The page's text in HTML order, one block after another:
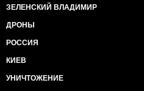
ЗЕЛЕНСКИЙ ВЛАДИМИР
ДРОНЫ
РОССИЯ
КИЕВ
УНИЧТОЖЕНИЕ